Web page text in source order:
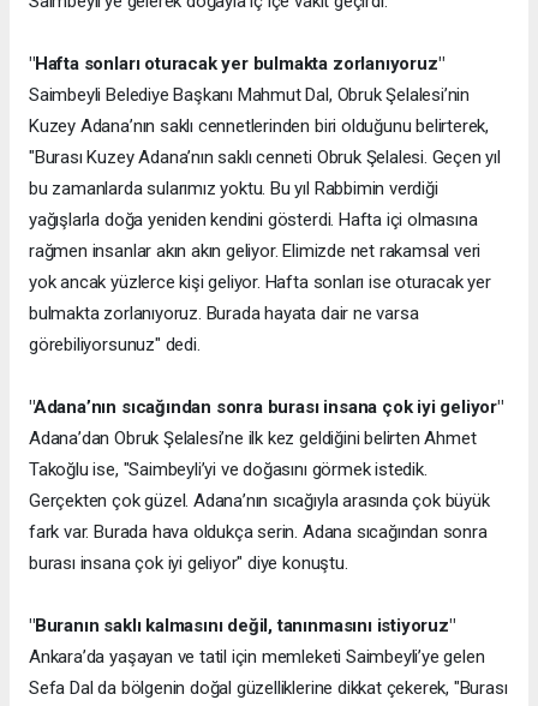
"Hafta sonları oturacak yer bulmakta zorlanıyoruz"
Saimbeyli Belediye Başkanı Mahmut Dal, Obruk Şelalesi’nin
Kuzey Adana’nın saklı cennetlerinden biri olduğunu belirterek,
"Burası Kuzey Adana’nın saklı cenneti Obruk Şelalesi. Geçen yıl
bu zamanlarda sularımız yoktu. Bu yıl Rabbimin verdiği
yağışlarla doğa yeniden kendini gösterdi. Hafta içi olmasına
rağmen insanlar akın akın geliyor. Elimizde net rakamsal veri
yok ancak yüzlerce kişi geliyor. Hafta sonları ise oturacak yer
bulmakta zorlanıyoruz. Burada hayata dair ne varsa
görebiliyorsunuz" dedi.
"Adana’nın sıcağından sonra burası insana çok iyi geliyor"
Adana’dan Obruk Şelalesi’ne ilk kez geldiğini belirten Ahmet
Takoğlu ise, "Saimbeyli’yi ve doğasını görmek istedik.
Gerçekten çok güzel. Adana’nın sıcağıyla arasında çok büyük
fark var. Burada hava oldukça serin. Adana sıcağından sonra
burası insana çok iyi geliyor" diye konuştu.
"Buranın saklı kalmasını değil, tanınmasını istiyoruz"
Ankara’da yaşayan ve tatil için memleketi Saimbeyli’ye gelen
Sefa Dal da bölgenin doğal güzelliklerine dikkat çekerek, "Burası